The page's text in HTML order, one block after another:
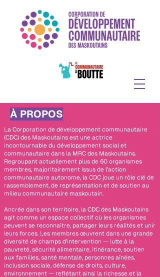
À PROPOS
La Corporation de développement communautaire
(CDC) des Maskoutains est une actrice
incontournable du développement social et
communautaire dans la MRC des Maskoutains.
Regroupant actuellement plus de 60 organismes
membres, majoritairement issus de l’action
communautaire autonome, la CDC joue un rôle clé de
rassemblement, de représentation et de soutien au
milieu communautaire maskoutain.
Ancrée dans son territoire, la CDC des Maskoutains
agit comme un espace collectif où les organismes
peuvent se reconnaître, partager leurs réalités et unir
leurs forces. Les membres œuvrent dans une grande
diversité de champs d’intervention — lutte à la
pauvreté, sécurité alimentaire, itinérance, soutien
aux familles, santé mentale, personnes aînées,
inclusion sociale, défense de droits, culture,
environnement — reflétant ainsi la richesse et la